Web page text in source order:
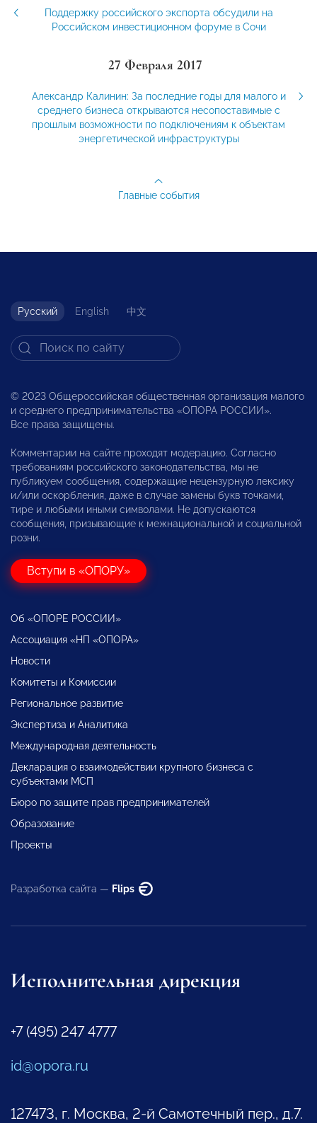
Поддержку российского экспорта обсудили на
Российском инвестиционном форуме в Сочи
27 Февраля 2017
Александр Калинин: За последние годы для малого и
среднего бизнеса открываются несопоставимые с
прошлым возможности по подключениям к объектам
энергетической инфраструктуры
Главные события
Русский English 中文
© 2023 Общероссийская общественная организация малого
и среднего предпринимательства «ОПОРА РОССИИ».
Все права защищены.
Комментарии на сайте проходят модерацию. Согласно
требованиям российского законодательства, мы не
публикуем сообщения, содержащие нецензурную лексику
и/или оскорбления, даже в случае замены букв точками,
тире и любыми иными символами. Не допускаются
сообщения, призывающие к межнациональной и социальной
розни.
Вступи в «ОПОРУ»
Об «ОПОРЕ РОССИИ»
Ассоциация «НП «ОПОРА»
Новости
Комитеты и Комиссии
Региональное развитие
Экспертиза и Аналитика
Международная деятельность
Декларация о взаимодействии крупного бизнеса с
субъектами МСП
Бюро по защите прав предпринимателей
Образование
Проекты
Разработка сайта — Flips
Исполнительная дирекция
+7 (495) 247 4777
id@opora.ru
127473, г. Москва, 2-й Самотечный пер., д.7.